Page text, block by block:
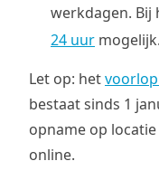
werkdagen. Bij
24 uur mogelijk.
Let op: het
bestaat sinds 1
opname op
online.